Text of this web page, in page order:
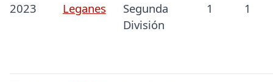
2023 Leganes
Segunda
División
1 1